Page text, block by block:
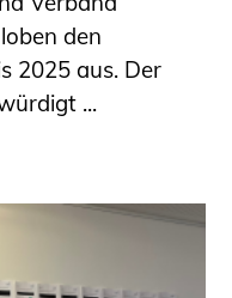
den
2025 aus. Der
...